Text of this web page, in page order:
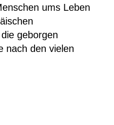
ums Leben
geborgen
nach den vielen